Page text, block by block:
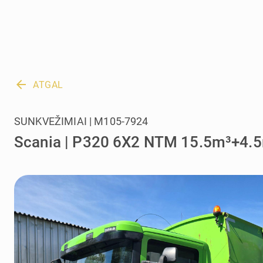
arrow_back ATGAL
Scania | P320 6X2 NTM
SUNKVEŽIMIAI | M105-7924